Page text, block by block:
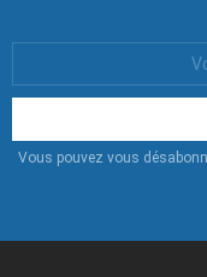
:
Vous pouvez vous